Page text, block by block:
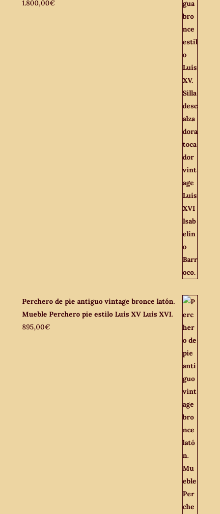
1.800,00€
Perchero de pie antiguo vintage bronce latón.
Mueble Perchero pie estilo Luis XV Luis XVI.
895,00€